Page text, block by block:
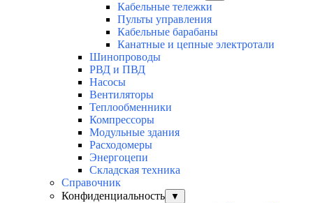
Кабельные тележки
Пульты управления
Кабельные барабаны
Канатные и цепные электротали
Шинопроводы
РВД и ПВД
Насосы
Вентиляторы
Теплообменники
Компрессоры
Модульные здания
Расходомеры
Энергоцепи
Складская техника
Справочник
Конфиденциальность
▼